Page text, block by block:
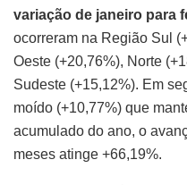
variação de janeiro para
ocorreram na Região Sul
Oeste (+20,76%), Norte
Sudeste (+15,12%). Em
moído (+10,77%) que
acumulado do ano, o
meses atinge +66,19%.